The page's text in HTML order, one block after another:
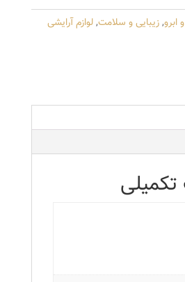
ابرو,زیبایی و سلامت,لوازم آرایشی